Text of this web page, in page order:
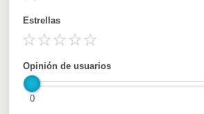
Estrellas
Opinión de usuarios
0